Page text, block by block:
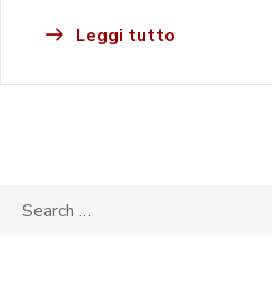
Leggi tutto